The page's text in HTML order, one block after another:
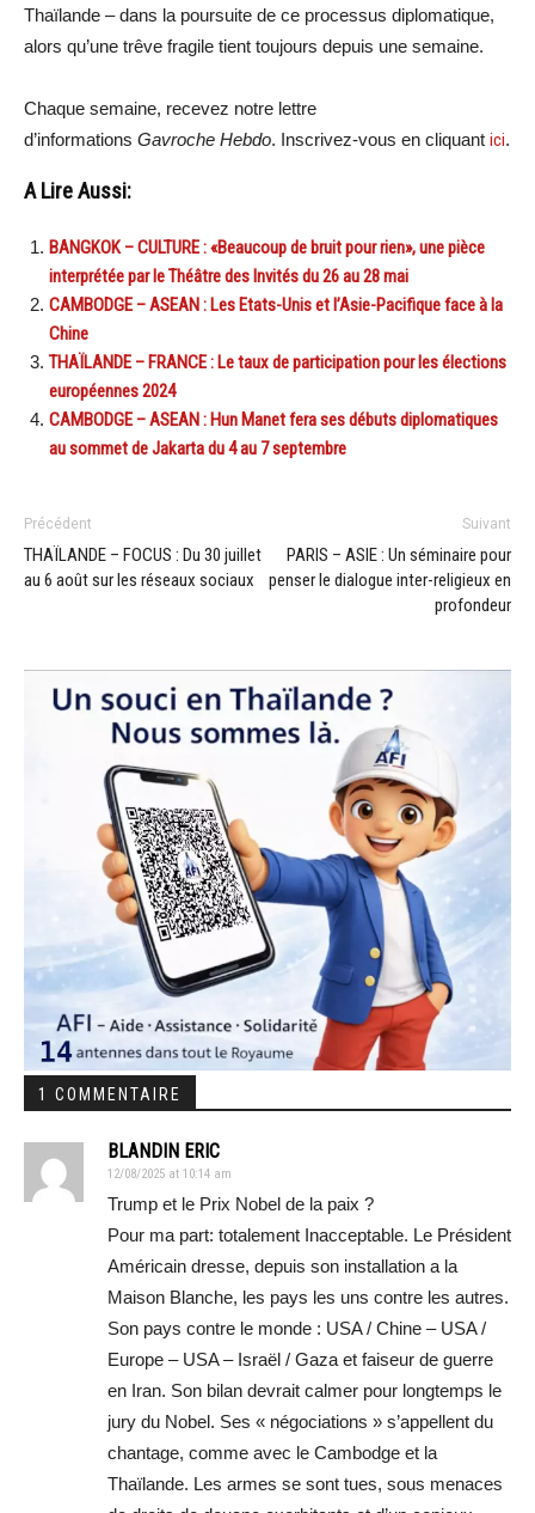
Thaïlande – dans la poursuite de ce processus diplomatique,
alors qu’une trêve fragile tient toujours depuis une semaine.
Chaque semaine, recevez notre lettre
d’informations Gavroche Hebdo. Inscrivez-vous en cliquant ici.
A Lire Aussi:
BANGKOK – CULTURE : «Beaucoup de bruit pour rien», une pièce
interprétée par le Théâtre des Invités du 26 au 28 mai
CAMBODGE – ASEAN : Les Etats-Unis et l’Asie-Pacifique face à la
Chine
THAÏLANDE – FRANCE : Le taux de participation pour les élections
européennes 2024
CAMBODGE – ASEAN : Hun Manet fera ses débuts diplomatiques
au sommet de Jakarta du 4 au 7 septembre
Précédent
THAÏLANDE – FOCUS : Du 30 juillet
au 6 août sur les réseaux sociaux
Suivant
PARIS – ASIE : Un séminaire pour
penser le dialogue inter-religieux en
profondeur
1 COMMENTAIRE
BLANDIN ERIC
12/08/2025 at 10:14 am
Trump et le Prix Nobel de la paix ?
Pour ma part: totalement Inacceptable. Le Président
Américain dresse, depuis son installation a la
Maison Blanche, les pays les uns contre les autres.
Son pays contre le monde : USA / Chine – USA /
Europe – USA – Israël / Gaza et faiseur de guerre
en Iran. Son bilan devrait calmer pour longtemps le
jury du Nobel. Ses « négociations » s’appellent du
chantage, comme avec le Cambodge et la
Thaïlande. Les armes se sont tues, sous menaces